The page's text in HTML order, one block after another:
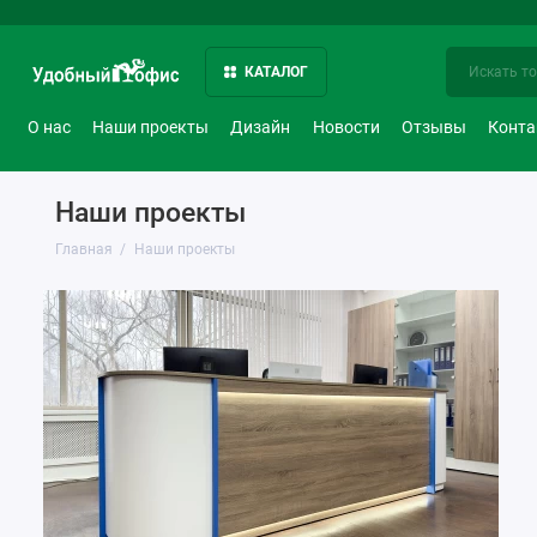
КАТАЛОГ
О нас Наши проекты Дизайн Новости Отзывы
Наши проекты
Главная Наши проекты